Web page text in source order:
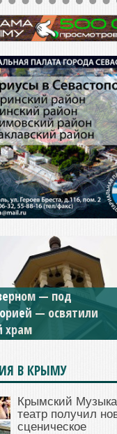
монастырь Косьмы
в Крыму вновь
для посещения
В КРЫМУ
Крымский
театр получил
сценическое